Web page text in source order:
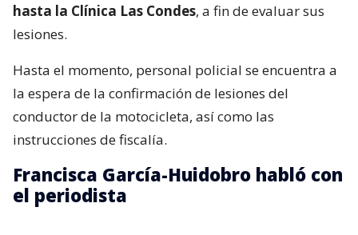
hasta la Clínica Las Condes, a fin de evaluar sus
lesiones.
Hasta el momento, personal policial se encuentra a
la espera de la confirmación de lesiones del
conductor de la motocicleta, así como las
instrucciones de fiscalía.
Francisca García-Huidobro habló con
el periodista